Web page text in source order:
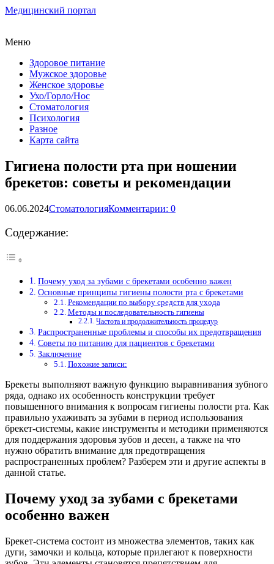
Медицинский портал
Меню
Здоровое питание
Мужское здоровье
Женское здоровье
Ухо/Горло/Нос
Стоматология
Психология
Разное
Карта сайта
Гигиена полости рта при ношении
брекетов: советы и рекомендации
06.06.2024СтоматологияКомментарии: 0
Содержание:
Почему уход за зубами с брекетами особенно важен
Основные принципы гигиены полости рта с брекетами
Рекомендации по выбору средств для ухода
Методы и последовательность гигиены
Частота и продолжительность процедур
Распространенные проблемы и способы их предотвращения
Советы по питанию для пациентов с брекетами
Заключение
Похожие записи:
Брекеты выполняют важную функцию выравнивания зубного
ряда, однако их особенность конструкции требует
повышенного внимания к вопросам гигиены полости рта. Как
правильно ухаживать за зубами в период использования
брекет-системы, какие инструменты и методики применяются
для поддержания здоровья зубов и десен, а также на что
нужно обратить внимание для предотвращения
распространенных проблем? Разберем эти и другие аспекты в
данной статье.
Почему уход за зубами с брекетами
особенно важен
Брекет-система состоит из множества элементов, таких как
дуги, замочки и кольца, которые прилегают к поверхности